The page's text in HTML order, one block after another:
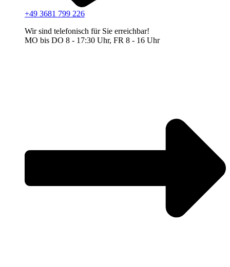
+49 3681 799 226
Wir sind telefonisch für Sie erreichbar!
MO bis DO 8 - 17:30 Uhr, FR 8 - 16 Uhr